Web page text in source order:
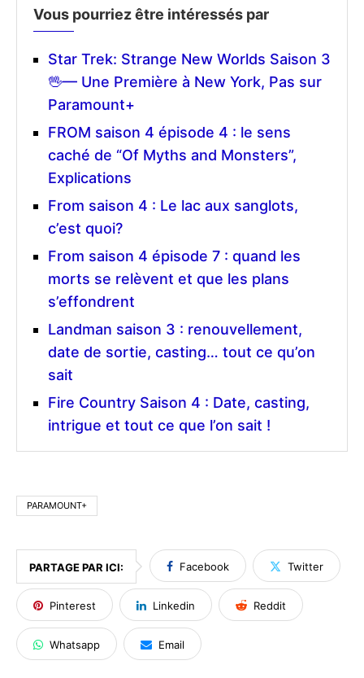
Vous pourriez être intéressés par
Star Trek: Strange New Worlds Saison 3
🖖— Une Première à New York, Pas sur
Paramount+
FROM saison 4 épisode 4 : le sens
caché de “Of Myths and Monsters”,
Explications
From saison 4 : Le lac aux sanglots,
c’est quoi?
From saison 4 épisode 7 : quand les
morts se relèvent et que les plans
s’effondrent
Landman saison 3 : renouvellement,
date de sortie, casting… tout ce qu’on
sait
Fire Country Saison 4 : Date, casting,
intrigue et tout ce que l’on sait !
PARAMOUNT+
PARTAGE PAR ICI: Facebook Twitter
Pinterest Linkedin Reddit
Whatsapp Email